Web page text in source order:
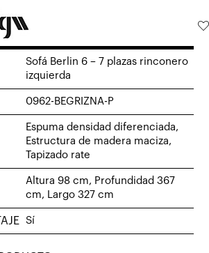
Sofá Berlin 6 – 7 plazas rinconero
izquierda
0962-BEGRIZNA-P
Espuma densidad diferenciada,
Estructura de madera maciza,
Tapizado rate
Altura 98 cm, Profundidad 367
cm, Largo 327 cm
Sí